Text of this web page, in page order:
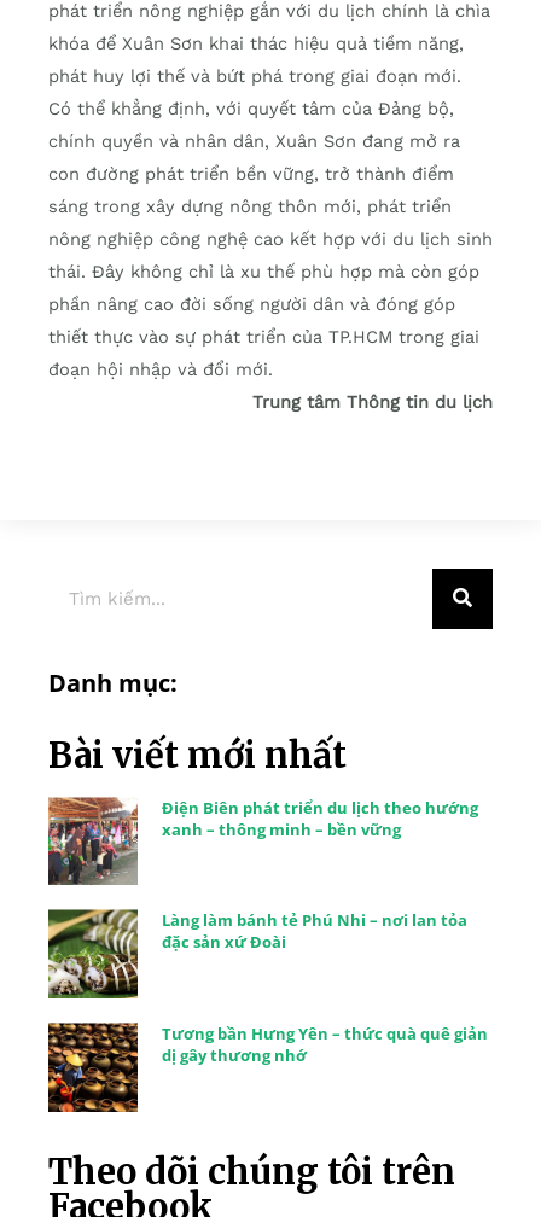
phát triển nông nghiệp gắn với du lịch chính là chìa
khóa để Xuân Sơn khai thác hiệu quả tiềm năng,
phát huy lợi thế và bứt phá trong giai đoạn mới.
Có thể khẳng định, với quyết tâm của Đảng bộ,
chính quyền và nhân dân, Xuân Sơn đang mở ra
con đường phát triển bền vững, trở thành điểm
sáng trong xây dựng nông thôn mới, phát triển
nông nghiệp công nghệ cao kết hợp với du lịch sinh
thái. Đây không chỉ là xu thế phù hợp mà còn góp
phần nâng cao đời sống người dân và đóng góp
thiết thực vào sự phát triển của TP.HCM trong giai
đoạn hội nhập và đổi mới.
Trung tâm Thông tin du lịch
Danh mục:
Bài viết mới nhất
Điện Biên phát triển du lịch theo hướng
xanh – thông minh – bền vững
Làng làm bánh tẻ Phú Nhi – nơi lan tỏa
đặc sản xứ Đoài
Tương bần Hưng Yên – thức quà quê giản
dị gây thương nhớ
Theo dõi chúng tôi trên
Facebook